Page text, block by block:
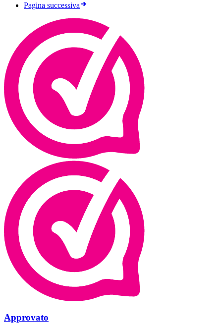
Pagina successiva
Approvato